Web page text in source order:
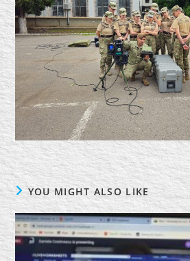
YOU MIGHT ALSO LIKE